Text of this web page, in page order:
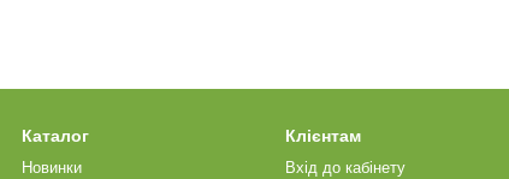
Каталог
Новинки
Клієнтам
Вхід до кабінету